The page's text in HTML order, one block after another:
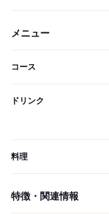
メニュー
コース
ドリンク
料理
特徴・関連情報